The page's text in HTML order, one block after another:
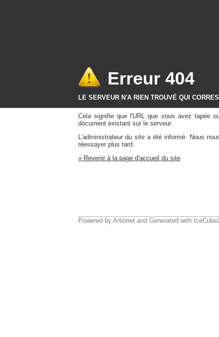
Erreur 404
LE SERVEUR N'A RIEN TROUVÉ QUI
Cela signifie que l'URL que vous avez tapée
document existant sur le serveur.
L'administrateur du site a été informé. Nous
réessayer plus tard.
» Revenir à la page d'accueil du site
Powered by Artionet and Generated with